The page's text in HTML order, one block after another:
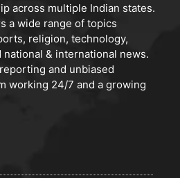
across multiple Indian states.
a wide range of topics
religion, technology,
national & international news.
and unbiased
working 24/7 and a growing